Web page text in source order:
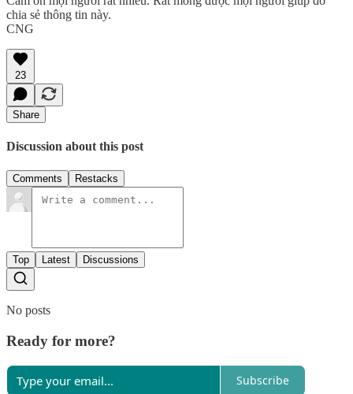
chia sẻ thông tin này.
CNG
23
Share
Discussion about this post
Comments Restacks
Top Latest Discussions
No posts
Ready for more?
Subscribe